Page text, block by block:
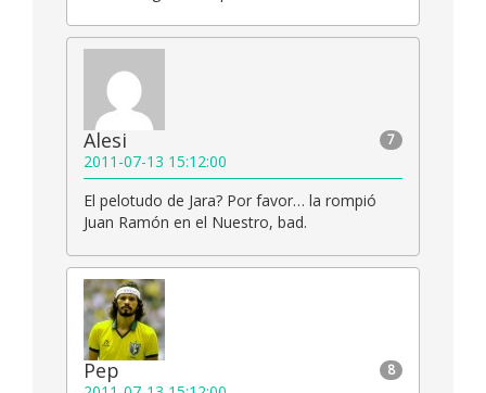
7
Alesi
2011-07-13 15:12:00
El pelotudo de Jara? Por favor… la rompió
Juan Ramón en el Nuestro, bad.
8
Pep